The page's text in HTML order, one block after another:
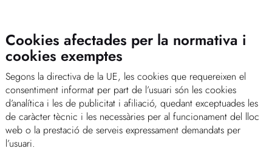
Cookies afectades per la normativa i
cookies exemptes
Segons la directiva de la UE, les cookies que requereixen el
consentiment informat per part de l’usuari són les cookies
d’analítica i les de publicitat i afiliació, quedant exceptuades les
de caràcter tècnic i les necessàries per al funcionament del lloc
web o la prestació de serveis expressament demandats per
l’usuari.